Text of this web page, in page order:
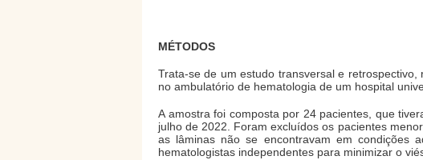
MÉTODOS
Trata-se de um estudo transversal e
no ambulatório de hematologia de um hospital
A amostra foi composta por 24 pacientes, que
julho de 2022. Foram excluídos os pacientes
as lâminas não se encontravam em condições
hematologistas independentes para minimizar o